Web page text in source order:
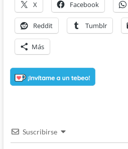
X Facebook
Reddit Tumblr
Más
Suscribirse